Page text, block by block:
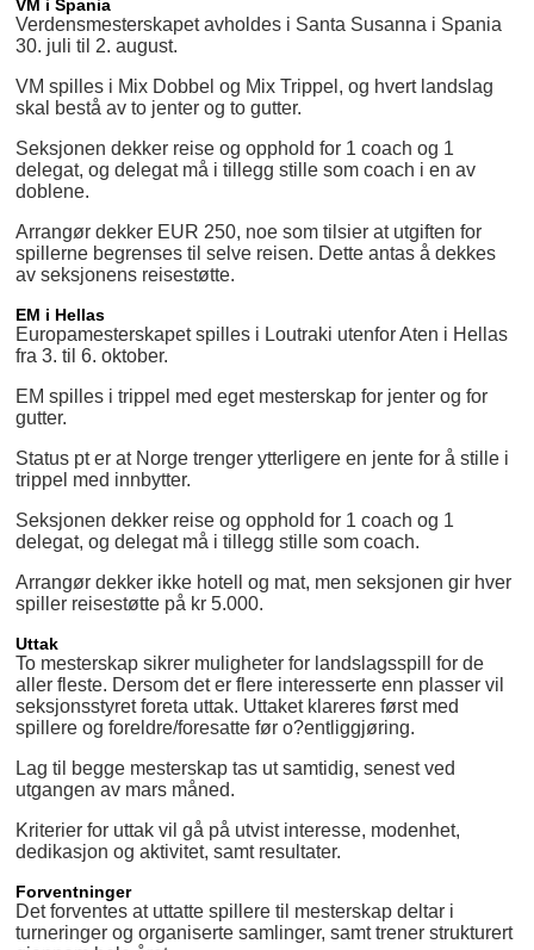
VM i Spania
Verdensmesterskapet avholdes i Santa Susanna i Spania
30. juli til 2. august.
VM spilles i Mix Dobbel og Mix Trippel, og hvert landslag
skal bestå av to jenter og to gutter.
Seksjonen dekker reise og opphold for 1 coach og 1
delegat, og delegat må i tillegg stille som coach i en av
doblene.
Arrangør dekker EUR 250, noe som tilsier at utgiften for
spillerne begrenses til selve reisen. Dette antas å dekkes
av seksjonens reisestøtte.
EM i Hellas
Europamesterskapet spilles i Loutraki utenfor Aten i Hellas
fra 3. til 6. oktober.
EM spilles i trippel med eget mesterskap for jenter og for
gutter.
Status pt er at Norge trenger ytterligere en jente for å stille i
trippel med innbytter.
Seksjonen dekker reise og opphold for 1 coach og 1
delegat, og delegat må i tillegg stille som coach.
Arrangør dekker ikke hotell og mat, men seksjonen gir hver
spiller reisestøtte på kr 5.000.
Uttak
To mesterskap sikrer muligheter for landslagsspill for de
aller fleste. Dersom det er flere interesserte enn plasser vil
seksjonsstyret foreta uttak. Uttaket klareres først med
spillere og foreldre/foresatte før o?entliggjøring.
Lag til begge mesterskap tas ut samtidig, senest ved
utgangen av mars måned.
Kriterier for uttak vil gå på utvist interesse, modenhet,
dedikasjon og aktivitet, samt resultater.
Forventninger
Det forventes at uttatte spillere til mesterskap deltar i
turneringer og organiserte samlinger, samt trener strukturert